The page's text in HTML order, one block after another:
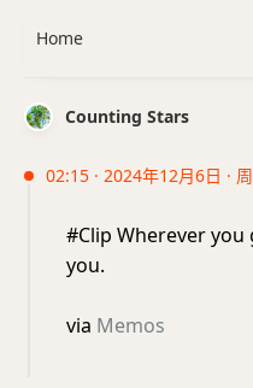
Counting Stars
02:15 · 2024年12月6日 ·
#Clip Wherever
you.
via Memos
Home